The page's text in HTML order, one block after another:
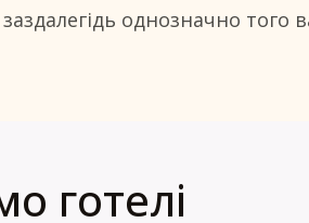
однозначно того
готелі